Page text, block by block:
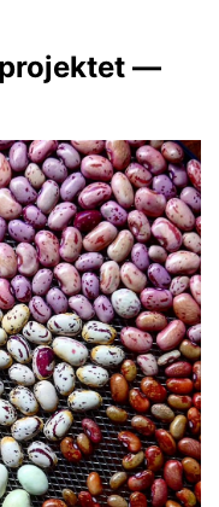
—